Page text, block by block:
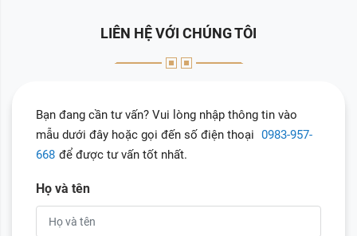
LIÊN HỆ VỚI CHÚNG TÔI
Bạn đang cần tư vấn? Vui lòng nhập thông tin vào
mẫu dưới đây hoặc gọi đến số điện thoại 0983-957-
668 để được tư vấn tốt nhất.
Họ và tên